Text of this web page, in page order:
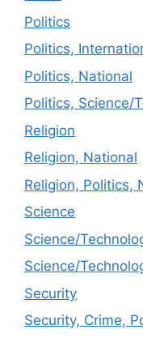
Politics
Politics,
Politics, National
Politics, Science/
Religion
Religion, National
Religion, Politics,
Science
Science/
Science/
Security
Security, Crime,